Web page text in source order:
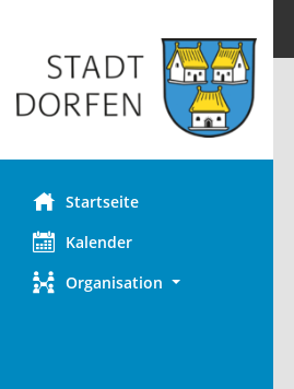
Startseite
Kalender
Organisation